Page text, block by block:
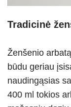
Tradicinė
Ženšenio
būdu geriau
naudingąsias
400 ml tokios